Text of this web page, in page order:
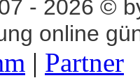
- 2026 ©
online
| Partner